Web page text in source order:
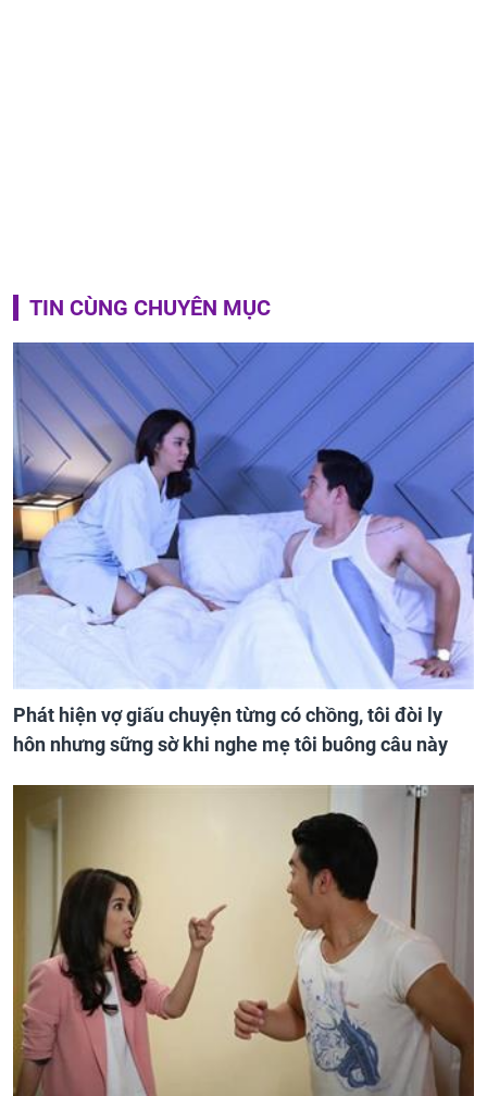
TIN CÙNG CHUYÊN MỤC
Phát hiện vợ giấu chuyện từng có chồng, tôi đòi ly
hôn nhưng sững sờ khi nghe mẹ tôi buông câu này